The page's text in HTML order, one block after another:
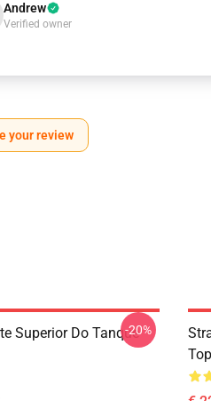
Andrew
Verified owner
your review
Superior Do Tanque-20%